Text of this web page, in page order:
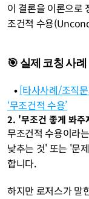
이 결론을 이론으로
조건적 수용
🎯 실제 코칭 사례
   •
[타사사례/조직
‘무조건적 수용’
2. '무조건 좋게 봐주
무조건적 수용이라
낮추는 것' 또는 '문
합니다.
하지만 로저스가 말